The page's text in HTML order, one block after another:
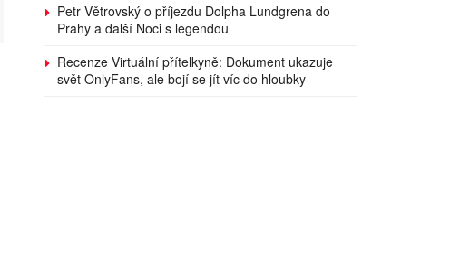
Petr Větrovský o příjezdu Dolpha Lundgrena do
Prahy a další Noci s legendou
Recenze Virtuální přítelkyně: Dokument ukazuje
svět OnlyFans, ale bojí se jít víc do hloubky